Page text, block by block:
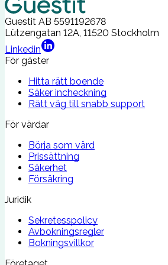
Guestit AB 5591192678
Lützengatan 12A, 11520 Stockholm
Linkedin
För gäster
Hitta rätt boende
Säker incheckning
Rätt väg till snabb support
För värdar
Börja som värd
Prissättning
Säkerhet
Försäkring
Juridik
Sekretesspolicy
Avbokningsregler
Bokningsvillkor